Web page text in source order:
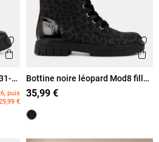
Ajouter aux favoris
Aperçu rapide
puis
€
Bottine noire léopard Mod8 fille
(31-36)
35,99 €